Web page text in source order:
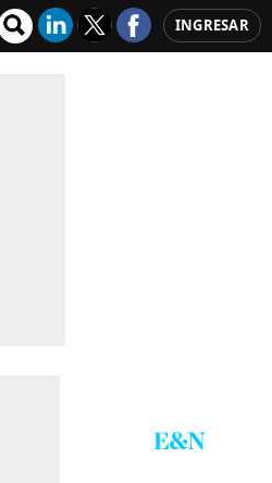
INGRESAR